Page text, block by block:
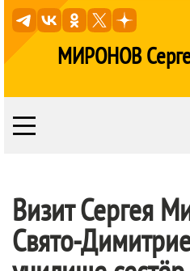
МИРОНОВ
Визит Сергея
Свято-